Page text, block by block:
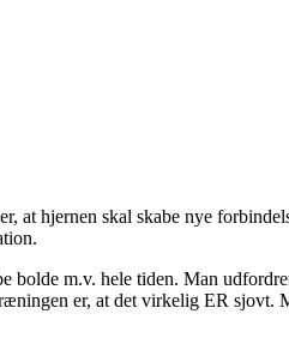
hjernen skal skabe nye
m.v. hele tiden. Man
er, at det virkelig ER sjovt.